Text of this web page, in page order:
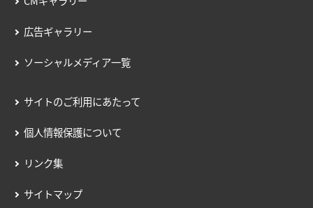
広告ギャラリー
ソーシャルメディア一覧
サイトのご利用にあたって
個人情報保護について
リンク集
サイトマップ